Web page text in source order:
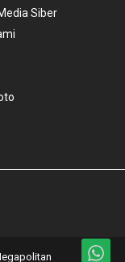
Siber